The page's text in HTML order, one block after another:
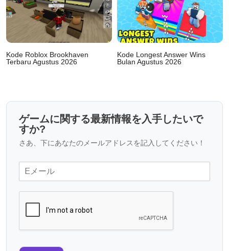
Kode Roblox Brookhaven
Terbaru Agustus 2026
Kode Longest Answer Wins
Bulan Agustus 2026
ゲームに関する最新情報を入手したいで
すか?
さあ、下にあなたのメールアドレスを記入してください！